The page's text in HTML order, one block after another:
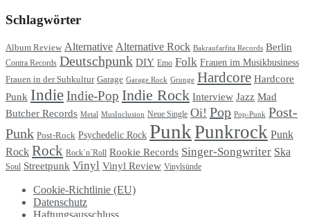
Schlagwörter
Album Review Alternative Alternative Rock Bakraufarfita Records Berlin
Contra Records Deutschpunk DIY Emo Folk Frauen im Musikbusiness
Frauen in der Subkultur Garage Garage Rock Grunge Hardcore Hardcore
Punk IndieIndie-Pop Indie Rock Interview Jazz Mad
Butcher Records Metal MusInclusion Neue Single Oi! Pop Pop-Punk Post-
Punk Post-Rock Psychedelic Rock PunkPunkrock Punk
Rock Rock Rock´n´Roll Rookie Records Singer-Songwriter Ska
Soul Streetpunk Vinyl Vinyl Review Vinylsünde
Cookie-Richtlinie (EU)
Datenschutz
Haftungsausschluss